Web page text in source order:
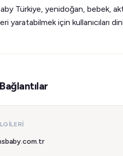
Türkiye, yenidoğan, bebek,
yaratabilmek için kullanıcıları